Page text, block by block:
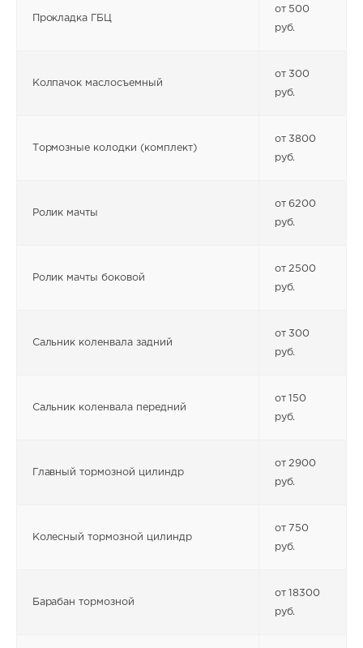
Прокладка ГБЦ
от 500
руб.
Колпачок маслосъемный
от 300
руб.
Тормозные колодки (комплект)
от 3800
руб.
Ролик мачты
от 6200
руб.
Ролик мачты боковой
от 2500
руб.
Сальник коленвала задний
от 300
руб.
Сальник коленвала передний
от 150
руб.
Главный тормозной цилиндр
от 2900
руб.
Колесный тормозной цилиндр
от 750
руб.
Барабан тормозной
от 18300
руб.